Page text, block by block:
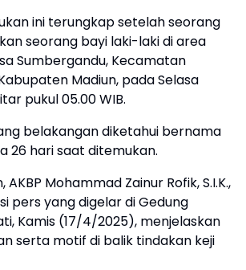
ini terungkap setelah seorang
seorang bayi laki-laki di area
Sumbergandu, Kecamatan
Madiun, pada Selasa
pukul 05.00 WIB.
belakangan diketahui bernama
26 hari saat ditemukan.
AKBP Mohammad Zainur Rofik, S.I.K.,
pers yang digelar di Gedung
Kamis (17/4/2025), menjelaskan
serta motif di balik tindakan keji